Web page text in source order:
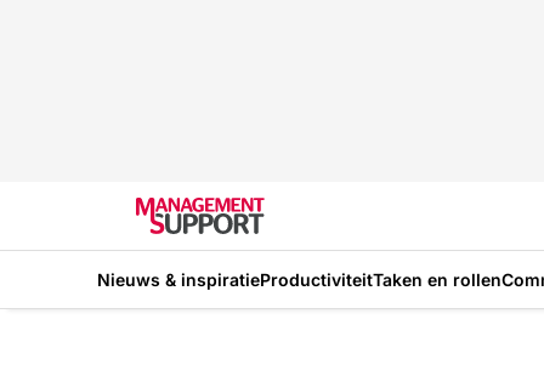
Nieuws & inspiratieProductiviteitTaken en rollen